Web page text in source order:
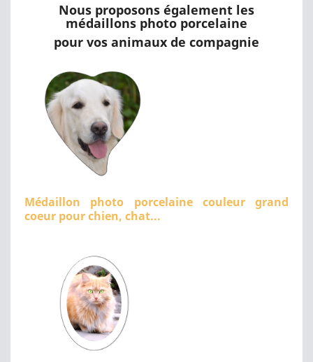
Nous proposons également les
médaillons photo porcelaine
pour vos animaux de compagnie
Médaillon photo porcelaine couleur grand
coeur pour chien, chat...